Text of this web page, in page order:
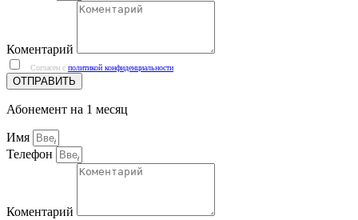
Коментарий
Согласен с политикой конфиденциальности
ОТПРАВИТЬ
Абонемент на 1 месяц
Имя
Телефон
Коментарий